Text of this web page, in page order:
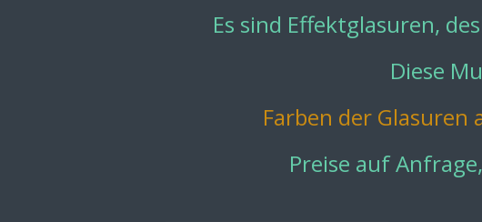
Es sind Effektglasuren,
Diese
Farben der
Preise auf